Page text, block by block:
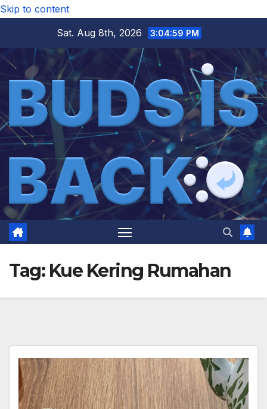
Skip to content
Sat. Aug 8th, 2026
3:04:59 PM
Tag: Kue Kering Rumahan